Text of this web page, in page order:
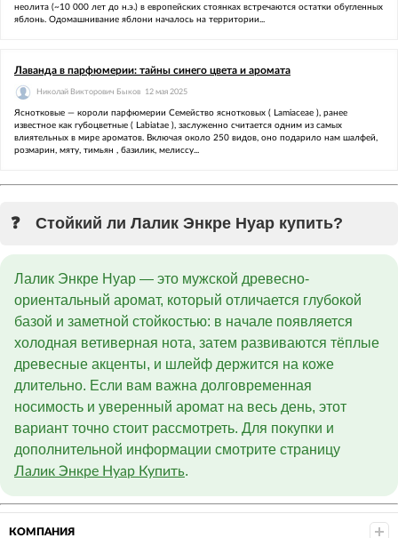
неолита (~10 000 лет до н.э.) в европейских стоянках встречаются остатки обугленных
яблонь. Одомашнивание яблони началось на территории...
Лаванда в парфюмерии: тайны синего цвета и аромата
Николай Викторович Быков 12 мая 2025
Яснотковые — короли парфюмерии Семейство яснотковых ( Lamiaceae ), ранее
известное как губоцветные ( Labiatae ), заслуженно считается одним из самых
влиятельных в мире ароматов. Включая около 250 видов, оно подарило нам шалфей,
розмарин, мяту, тимьян , базилик, мелиссу...
Стойкий ли Лалик Энкре Нуар купить?
Лалик Энкре Нуар — это мужской древесно-
ориентальный аромат, который отличается глубокой
базой и заметной стойкостью: в начале появляется
холодная ветиверная нота, затем развиваются тёплые
древесные акценты, и шлейф держится на коже
длительно. Если вам важна долговременная
носимость и уверенный аромат на весь день, этот
вариант точно стоит рассмотреть. Для покупки и
дополнительной информации смотрите страницу
Лалик Энкре Нуар Купить.
КОМПАНИЯ